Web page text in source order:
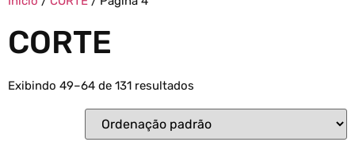
CORTE
Exibindo 49–64 de 131 resultados